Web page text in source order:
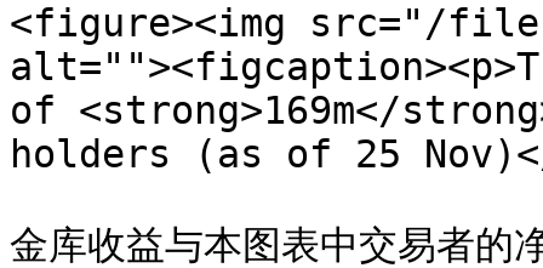
<figure><img src="/
of <strong>169m</
holders (as of 25
金库收益与本图表中交易者的